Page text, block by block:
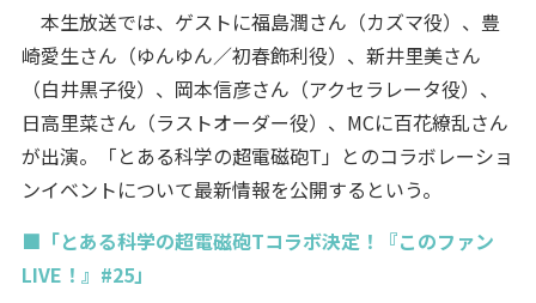
本生放送では、ゲストに福島潤さん（カズマ役）、豊
崎愛生さん（ゆんゆん／初春飾利役）、新井里美さん
（白井黒子役）、岡本信彦さん（アクセラレータ役）、
日高里菜さん（ラストオーダー役）、MCに百花繚乱さん
が出演。「とある科学の超電磁砲T」とのコラボレーショ
ンイベントについて最新情報を公開するという。
■「とある科学の超電磁砲Tコラボ決定！『このファン
LIVE！』#25」